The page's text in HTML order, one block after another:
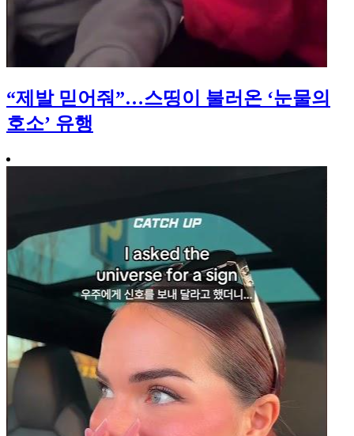
“제발 믿어줘”…스띵이 불러온 ‘눈물의
호소’ 유행